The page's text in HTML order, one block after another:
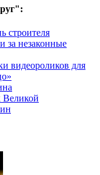
строителя
за незаконные
видеороликов для
Великой